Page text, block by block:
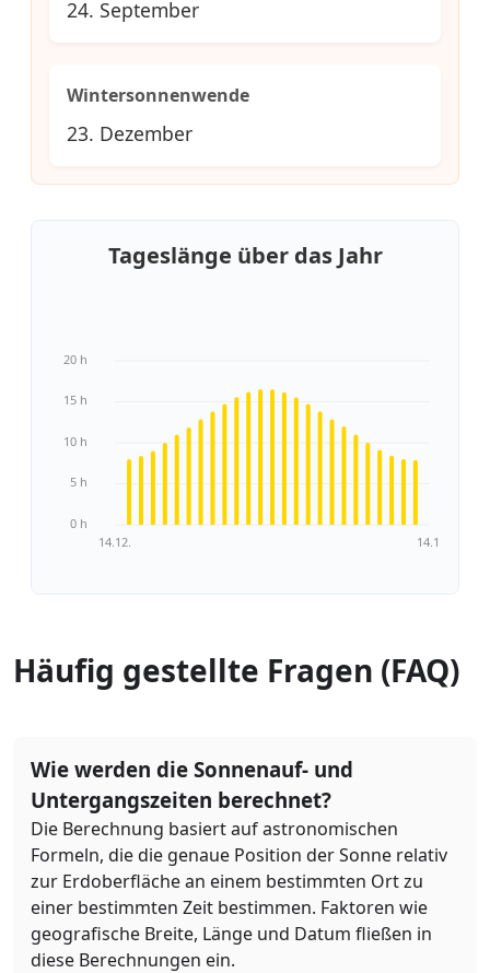
24. September
Wintersonnenwende
23. Dezember
Tageslänge über das Jahr
0 h
5 h
10 h
15 h
20 h
14.12. 14.1.
Häufig gestellte Fragen (FAQ)
Wie werden die Sonnenauf- und
Untergangszeiten berechnet?
Die Berechnung basiert auf astronomischen
Formeln, die die genaue Position der Sonne relativ
zur Erdoberfläche an einem bestimmten Ort zu
einer bestimmten Zeit bestimmen. Faktoren wie
geografische Breite, Länge und Datum fließen in
diese Berechnungen ein.